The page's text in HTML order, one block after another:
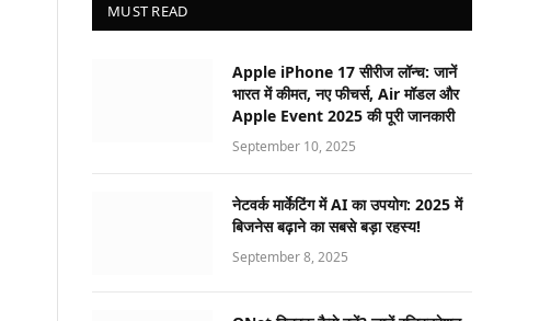
MUST READ
Apple iPhone 17 सीरीज लॉन्च: जानें
भारत में कीमत, नए फीचर्स, Air मॉडल और
Apple Event 2025 की पूरी जानकारी
September 10, 2025
नेटवर्क मार्केटिंग में AI का उपयोग: 2025 में
बिजनेस बढ़ाने का सबसे बड़ा रहस्य!
September 8, 2025